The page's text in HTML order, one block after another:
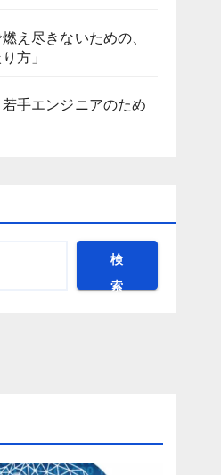
え尽きないための、
方」
手エンジニアのため
検
索